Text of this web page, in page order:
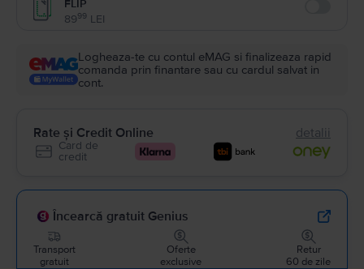
FLIP
8999 LEI
Logheaza-te cu contul eMAG si finalizeaza rapid
comanda prin finantare sau cu cardul salvat in
cont.
Rate și Credit Online detalii
Card de
credit
Încearcă gratuit Genius
Transport
gratuit
Oferte
exclusive
Retur
60 de zile